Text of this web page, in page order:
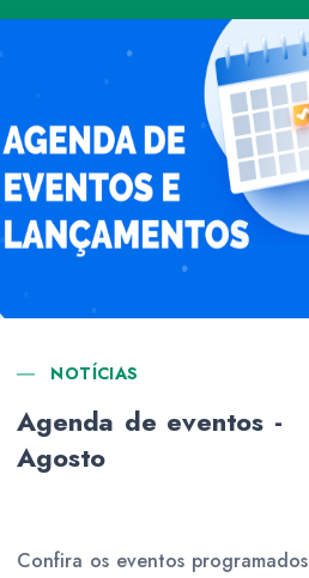
NOTÍCIAS
Agenda de eventos -
Agosto
Confira os eventos programados